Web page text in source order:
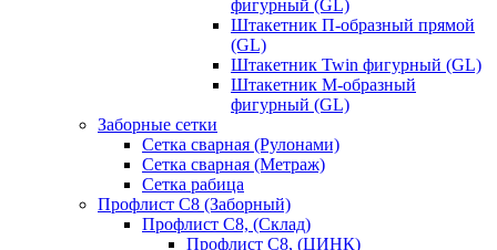
фигурный (GL)
Штакетник П-образный прямой
(GL)
Штакетник Twin фигурный (GL)
Штакетник М-образный
фигурный (GL)
Заборные сетки
Сетка сварная (Рулонами)
Сетка сварная (Метраж)
Сетка рабица
Профлист С8 (Заборный)
Профлист С8, (Склад)
Профлист С8, (ЦИНК)